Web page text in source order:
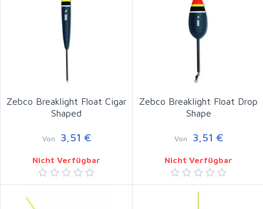
Zebco Breaklight Float Cigar
Shaped
Von 3,51 €
Nicht Verfügbar
Zebco Breaklight Float Drop
Shape
Von 3,51 €
Nicht Verfügbar